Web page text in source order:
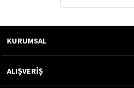
KURUMSAL
ALIŞVERİŞ